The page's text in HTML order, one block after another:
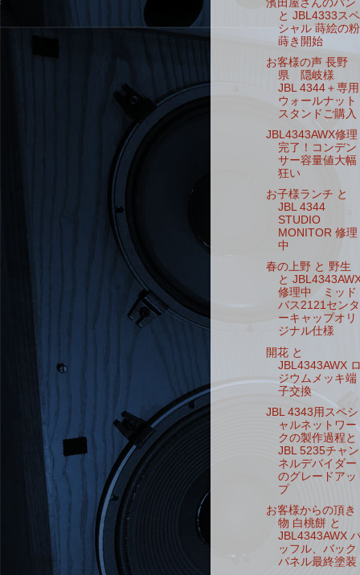
濱田屋さんのパン
と JBL4333スペ
シャル 蒔絵の粉
蒔き開始
お客様の声 長野
県 隠岐様
JBL 4344＋専用
ウォールナット
スタンドご購入
JBL4343AWX修理
完了！コンデン
サー容量値大幅
狂い
お子様ランチ と
JBL 4344
STUDIO
MONITOR 修理
中
春の上野 と 野生
と
修理中 ミッド
バス2121センタ
ーキャップオリ
ジナル仕様
開花 と
JBL4343AWX
ジウムメッキ端
子交換
JBL 4343用スペシ
ャルネットワー
クの製作過程と
JBL 5235チャン
ネルデバイダー
のグレードアッ
プ
お客様からの頂き
物 白桃餅 と
JBL4343AWX
ッフル、バック
パネル最終塗装